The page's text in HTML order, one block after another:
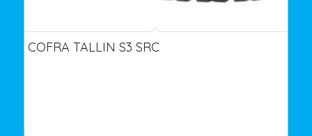
COFRA TALLIN S3 SRC